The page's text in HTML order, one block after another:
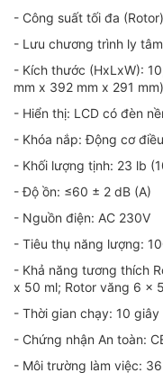
- Công suất tối đa
- Lưu chương trình ly
- Kích thước (HxLxW):
mm x 392 mm x 291
- Hiển thị: LCD có đèn
- Khóa nắp: Động cơ
- Khối lượng tịnh: 23 lb
- Độ ồn: ≤60 ± 2 dB (A)
- Nguồn điện: AC 230V
- Tiêu thụ năng lượng:
- Khả năng tương thích
x 50 ml; Rotor văng 6 x
- Thời gian chạy: 10
- Chứng nhận An toàn:
- Môi trường làm việc: